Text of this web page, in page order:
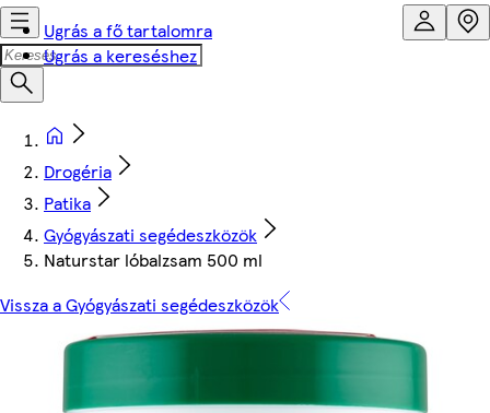
Ugrás a fő tartalomra
Ugrás a kereséshez
Drogéria
Patika
Gyógyászati segédeszközök
Naturstar lóbalzsam 500 ml
Vissza a Gyógyászati segédeszközök